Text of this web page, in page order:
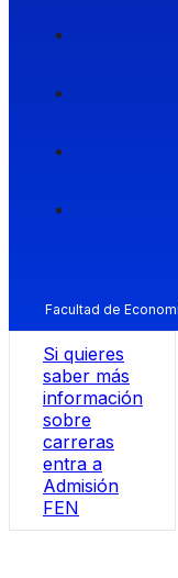
Facultad de
Si quieres
saber más
información
sobre
carreras
entra a
Admisión
FEN